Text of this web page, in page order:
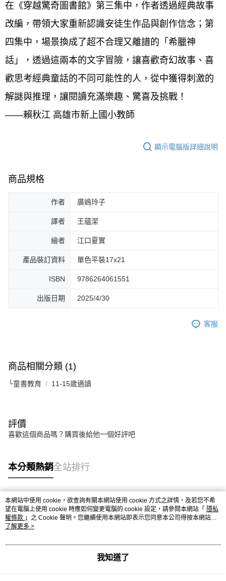
在《穿越驚奇圖書館》第三集中，作者透過經典故事
改編，帶領大家重新認識安徒生作品與創作信念；第
四集中，場景換成了超不合理又離譜的「希臘神
話」，透過這兩本的文字冒險，讓喜歡奇幻故事、喜
歡思考經典童話的不同可能性的人，從中獲得刺激的
解謎與推理，讓閱讀充滿樂趣、驚喜及挑戰！
——賴秋江 高雄市新上國小教師
顯示電腦版詳細說明
商品規格
作者 廣嶋玲子
譯者 王蘊潔
繪者 江口夏實
產品裝訂資料 單色平裝17x21
ISBN 9786264061551
出版日期 2025/4/30
客服
商品相關分類 (1)
└童書教育 11-15歲適讀
評價
喜歡這個商品嗎？購買後給他一個好評吧
本分類熱銷全站排行
熱門標籤
本網站中使用 cookie，欲查詢有關本網站使用 cookie 方式之詳情，及若您不希
望在電腦上使用 cookie 時應如何變更電腦的 cookie 設定，請參閱本網站「 隱私
權條款 」之 Cookie 聲明。您繼續使用本網站即表示您同意本公司得按本網站使
用條款之 Cookie 聲明使用 cookie。
了解更多 >
我知道了